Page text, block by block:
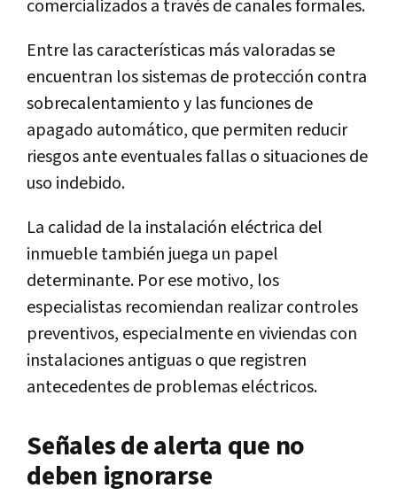
comercializados a través de canales formales.
Entre las características más valoradas se
encuentran los sistemas de protección contra
sobrecalentamiento y las funciones de
apagado automático, que permiten reducir
riesgos ante eventuales fallas o situaciones de
uso indebido.
La calidad de la instalación eléctrica del
inmueble también juega un papel
determinante. Por ese motivo, los
especialistas recomiendan realizar controles
preventivos, especialmente en viviendas con
instalaciones antiguas o que registren
antecedentes de problemas eléctricos.
Señales de alerta que no
deben ignorarse